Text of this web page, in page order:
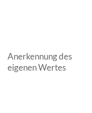
Anerkennung des
eigenen Wertes